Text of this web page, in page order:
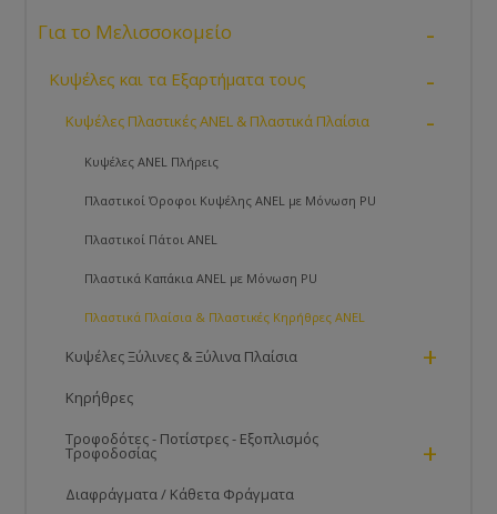
Για το Μελισσοκομείο -
Κυψέλες και τα Εξαρτήματα τους -
Κυψέλες Πλαστικές ANEL & Πλαστικά Πλαίσια -
Κυψέλες ANEL Πλήρεις
Πλαστικοί Όροφοι Κυψέλης ANEL με Μόνωση PU
Πλαστικοί Πάτοι ANEL
Πλαστικά Καπάκια ANEL με Μόνωση PU
Πλαστικά Πλαίσια & Πλαστικές Κηρήθρες ANEL
Κυψέλες Ξύλινες & Ξύλινα Πλαίσια +
Κηρήθρες
Τροφοδότες - Ποτίστρες - Εξοπλισμός
Τροφοδοσίας +
Διαφράγματα / Κάθετα Φράγματα